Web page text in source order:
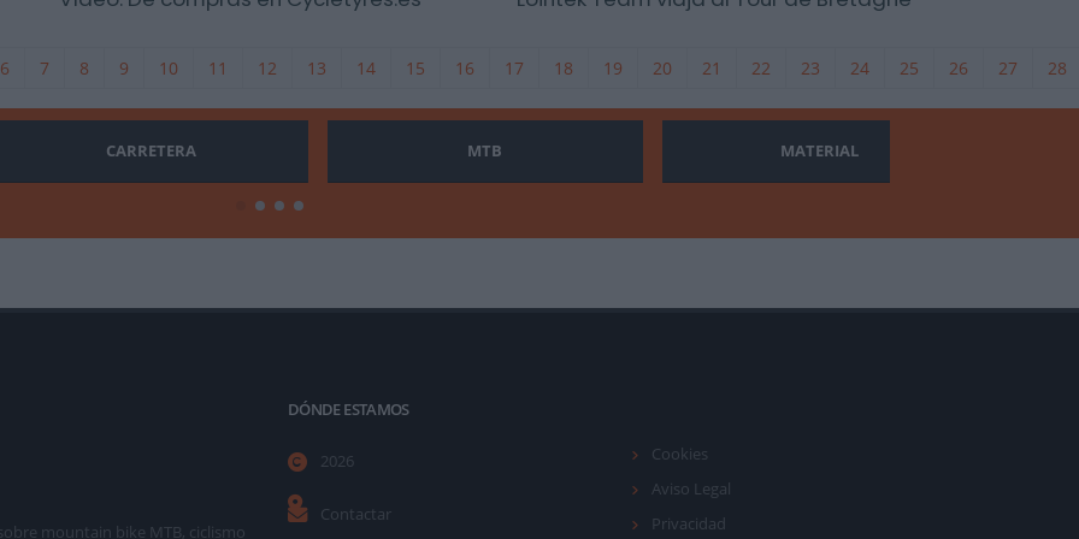
6 7 8 9 10 11 12 13 14 15 16 17 18 19 20 21 22 23 24 25 26 27 28
CARRETERA MTB MATERIAL
mountain bike MTB, ciclismo
DÓNDE ESTAMOS
2026
Contactar
Cookies
Aviso Legal
Privacidad